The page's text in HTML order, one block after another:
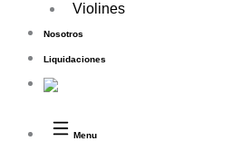
Violines
Nosotros
Liquidaciones
Menu